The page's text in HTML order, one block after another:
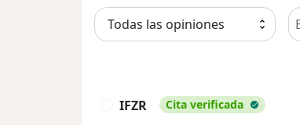
IFZR Cita verificada